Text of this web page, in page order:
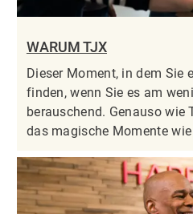
WARUM TJX
Dieser Moment, in dem Sie
finden, wenn Sie es am
berauschend. Genauso wie
das magische Momente